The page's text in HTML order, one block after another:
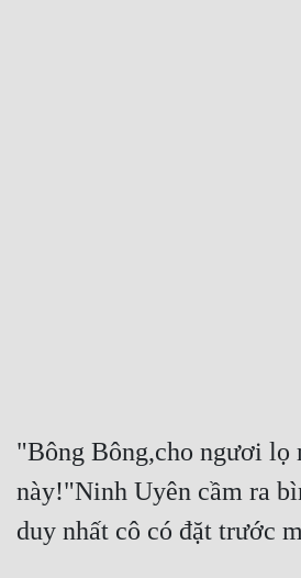
Cạnh Kỹ
Cổ Tiên Hiệp
Cổ Đại
"Bông Bông,cho ngươi lọ
này!"Ninh Uyên cầm ra
duy nhất cô có đặt trước